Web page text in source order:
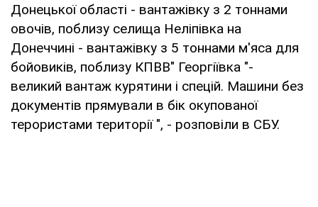
Донецької області - вантажівку з 2 тоннами
овочів, поблизу селища Неліпівка на
Донеччині - вантажівку з 5 тоннами м'яса для
бойовиків, поблизу КПВВ" Георгіївка "-
великий вантаж курятини і спецій. Машини без
документів прямували в бік окупованої
терористами території ", - розповіли в СБУ.